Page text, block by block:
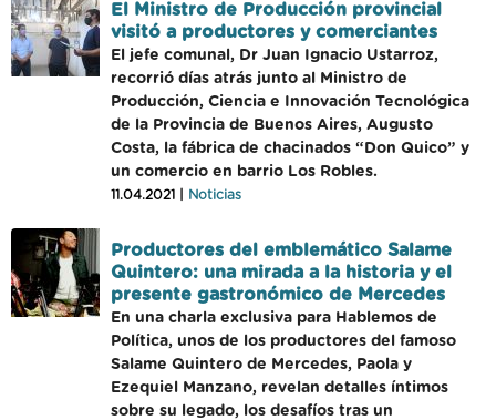
El Ministro de Producción provincial
visitó a productores y comerciantes
El jefe comunal, Dr Juan Ignacio Ustarroz,
recorrió días atrás junto al Ministro de
Producción, Ciencia e Innovación Tecnológica
de la Provincia de Buenos Aires, Augusto
Costa, la fábrica de chacinados “Don Quico” y
un comercio en barrio Los Robles.
11.04.2021 | Noticias
Productores del emblemático Salame
Quintero: una mirada a la historia y el
presente gastronómico de Mercedes
En una charla exclusiva para Hablemos de
Política, unos de los productores del famoso
Salame Quintero de Mercedes, Paola y
Ezequiel Manzano, revelan detalles íntimos
sobre su legado, los desafíos tras un